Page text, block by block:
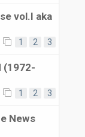
vol.I aka
1 2 3
(1972-
1 2 3
News